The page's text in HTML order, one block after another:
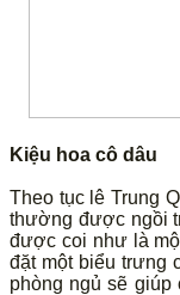
Kiệu hoa cô dâu
Theo tục lê Trung
thường được ngồi
được coi như là
đặt một biểu trưng
phòng ngủ sẽ